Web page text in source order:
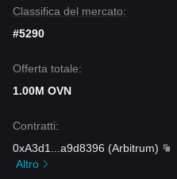
Classifica del mercato:
#5290
Offerta totale:
1.00M OVN
Contratti:
0xA3d1
a9d8396 (Arbitrum)
Altro